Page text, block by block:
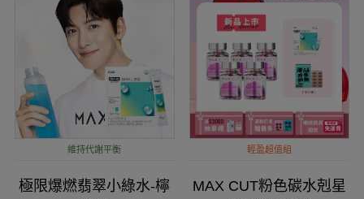
維持代謝平衡
極限爆燃翡翠小綠水-檸
輕盈超值組
MAX CUT粉色碳水剋星